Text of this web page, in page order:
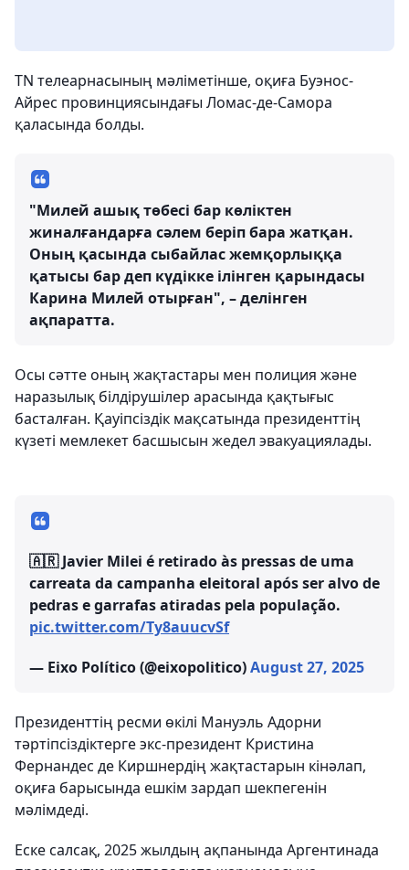
TN телеарнасының мәліметінше, оқиға Буэнос-
Айрес провинциясындағы Ломас-де-Самора
қаласында болды.
"Милей ашық төбесі бар көліктен
жиналғандарға сәлем беріп бара жатқан.
Оның қасында сыбайлас жемқорлыққа
қатысы бар деп күдікке ілінген қарындасы
Карина Милей отырған", – делінген
ақпаратта.
Осы сәтте оның жақтастары мен полиция және
наразылық білдірушілер арасында қақтығыс
басталған. Қауіпсіздік мақсатында президенттің
күзеті мемлекет басшысын жедел эвакуациялады.
🇦🇷 Javier Milei é retirado às pressas de uma
carreata da campanha eleitoral após ser alvo de
pedras e garrafas atiradas pela população.
pic.twitter.com/Ty8auucvSf
— Eixo Político (@eixopolitico)August 27, 2025
Президенттің ресми өкілі Мануэль Адорни
тәртіпсіздіктерге экс-президент Кристина
Фернандес де Киршнердің жақтастарын кінәлап,
оқиға барысында ешкім зардап шекпегенін
мәлімдеді.
Еске салсақ, 2025 жылдың ақпанында Аргентинада